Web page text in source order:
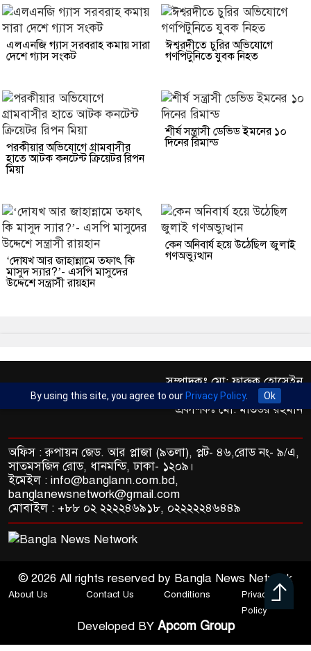
এলএনজি গ্যাস সরবরাহ কমায় সারা
দেশে গ্যাস সংকট
ঈশ্বরদীতে চুরির অভিযোগে
গণপিটুনিতে যুবক নিহত
পরকীয়ার অভিযোগে গ্রামবাসীর
হাতে আটক কনটেন্ট ক্রিয়েটর রিপন
মিয়া
শীর্ষ সন্ত্রাসী ডেভিড ইমনের ১০
দিনের রিমান্ড
‘দোযখ আর জাহান্নামে তফাৎ কি
মাসুদ স্যার?’- এসপি মাসুদের
উদ্দেশে সন্ত্রাসী রায়হান
কেন অনিবার্য হয়ে উঠেছিল জুলাই
গণঅভ্যুত্থান
সম্পাদকঃ মো: ফারুক হোসেইন
এক্সিকিউটিভ এডিটরঃ ড. আব্দুর রহিম খান
প্রকাশকঃ মো: মতিউর রহমান
অফিস : রুপায়ন জেড. আর প্লাজা (৯তলা), প্লট- ৪৬,রোড নং- ৯/এ,
সাতমসজিদ রোড, ধানমন্ডি, ঢাকা- ১২০৯।
ইমেইল : info@banglann.com.bd,
banglanewsnetwork@gmail.com
মোবাইল : +৮৮ ০২ ২২২২৪৬৯১৮, ০২২২২২৪৬৪৪৯
© 2026 All rights reserved by Bangla News Network
About Us Contact Us Conditions
Privacy &
Policy
Developed BY Apcom Group
By using this site, you agree to ourPrivacy Policy. Ok